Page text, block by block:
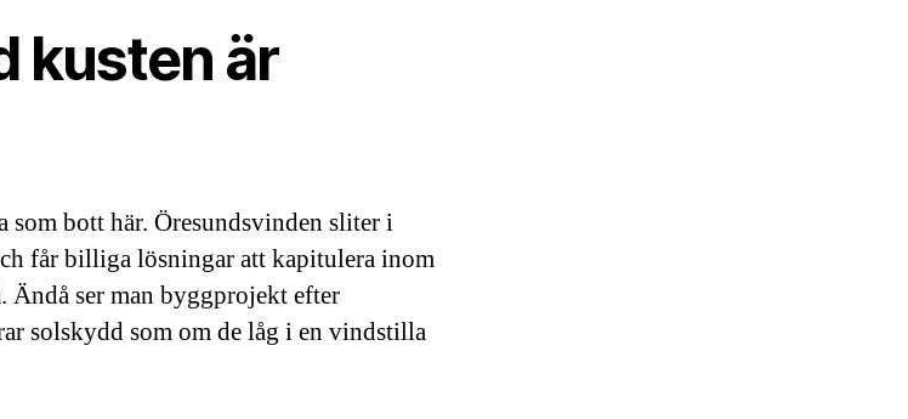
kusten är
som bott här. Öresundsvinden sliter i
får billiga lösningar att kapitulera inom
Ändå ser man byggprojekt efter
solskydd som om de låg i en vindstilla